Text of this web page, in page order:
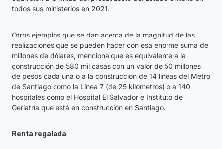
todos sus ministerios en 2021.
Otros ejemplos que se dan acerca de la magnitud de las
realizaciones que se pueden hacer con esa enorme suma de
millones de dólares, menciona que es equivalente a la
construcción de 580 mil casas con un valor de 50 millones
de pesos cada una o a la construcción de 14 líneas del Metro
de Santiago como la Línea 7 (de 25 kilómetros) o a 140
hospitales como el Hospital El Salvador e Instituto de
Geriatría que está en construcción en Santiago.
Renta regalada